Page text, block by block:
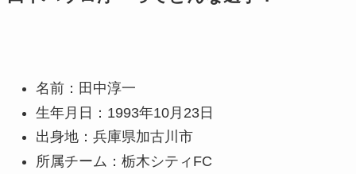
名前：田中淳一
生年月日：1993年10月23日
出身地：兵庫県加古川市
所属チーム：栃木シティFC